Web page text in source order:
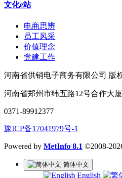
文化e站
电商思辨
员工风采
价值理念
党建工作
河南省供销电子商务有限公司 版
河南省郑州市纬五路12号合作大
0371-89912377
豫ICP备17041979号-1
Powered by MetInfo 8.1 ©2008-
简体中文
English